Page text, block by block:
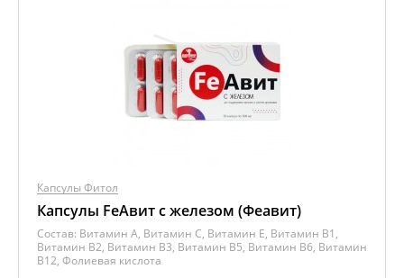
Капсулы Фитол
Капсулы FeАвит с железом (Феавит)
Состав: Витамин A, Витамин C, Витамин E, Витамин B1,
Витамин B2, Витамин B3, Витамин B5, Витамин B6, Витамин
B12, Фолиевая кислота